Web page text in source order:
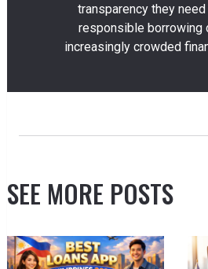
transparency they
responsible borrowing
increasingly crowded
SEE MORE POSTS